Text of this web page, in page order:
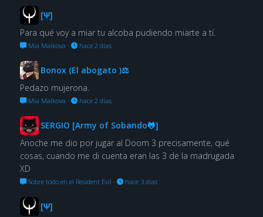
[Ψ]
Para qué voy a miar tu alcoba pudiendo miarte a tí.
Mia Malkova · hace 2 días
Bonox (El abogato )⚖
Pedazo mujerona.
Mia Malkova · hace 2 días
SERGIO [Army of Sobando🐸]
Anoche me dio por jugar al Doom 3 precisamente, qué
cosas, cuando me di cuenta eran las 3 de la madrugada
XD
Sobre todo en el Resident Evil · hace 3 días
[Ψ]